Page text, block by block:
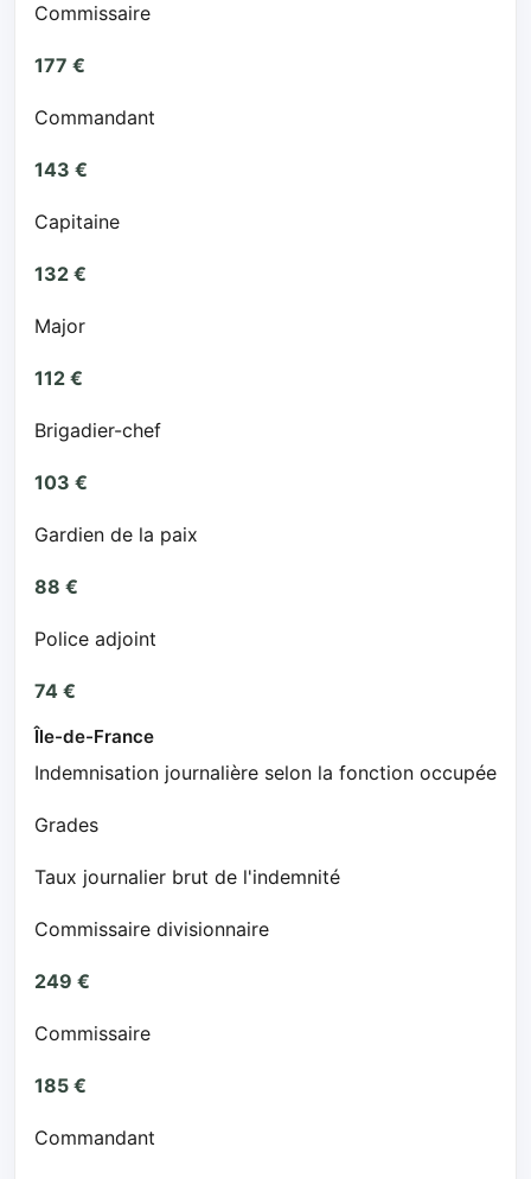
Commissaire
177 €
Commandant
143 €
Capitaine
132 €
Major
112 €
Brigadier-chef
103 €
Gardien de la paix
88 €
Police adjoint
74 €
Île-de-France
Indemnisation journalière selon la fonction occupée
Grades
Taux journalier brut de l'indemnité
Commissaire divisionnaire
249 €
Commissaire
185 €
Commandant